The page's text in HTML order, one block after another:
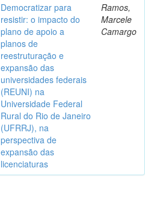
Democratizar para
resistir: o impacto do
plano de apoio a
planos de
reestruturação e
expansão das
universidades federais
(REUNI) na
Universidade Federal
Rural do Rio de Janeiro
(UFRRJ), na
perspectiva de
expansão das
licenciaturas
Ramos,
Marcele
Camargo